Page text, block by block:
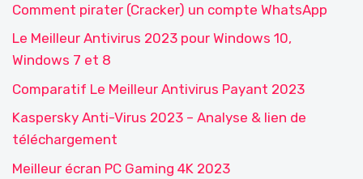
Comment pirater (Cracker) un compte WhatsApp
Le Meilleur Antivirus 2023 pour Windows 10,
Windows 7 et 8
Comparatif Le Meilleur Antivirus Payant 2023
Kaspersky Anti-Virus 2023 – Analyse & lien de
téléchargement
Meilleur écran PC Gaming 4K 2023